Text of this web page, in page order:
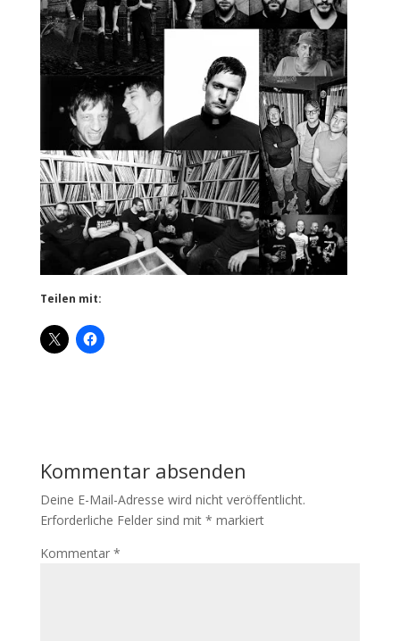
Teilen mit:
Kommentar absenden
Deine E-Mail-Adresse wird nicht veröffentlicht.
Erforderliche Felder sind mit * markiert
Kommentar *